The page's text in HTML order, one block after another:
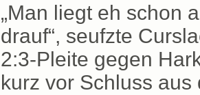
„Man liegt eh schon
drauf“, seufzte
2:3-Pleite gegen
kurz vor Schluss